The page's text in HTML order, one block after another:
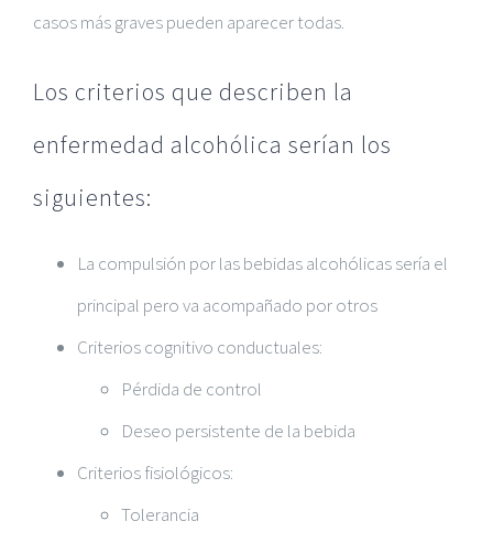
casos más graves pueden aparecer todas.
Los criterios que describen la
enfermedad alcohólica serían los
siguientes:
La compulsión por las bebidas alcohólicas sería el
principal pero va acompañado por otros
Criterios cognitivo conductuales:
Pérdida de control
Deseo persistente de la bebida
Criterios fisiológicos:
Tolerancia